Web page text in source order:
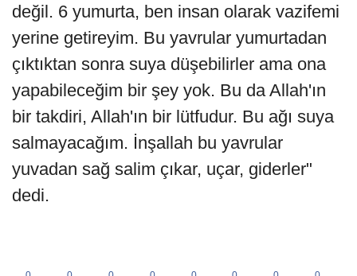
değil. 6 yumurta, ben insan olarak vazifemi
yerine getireyim. Bu yavrular yumurtadan
çıktıktan sonra suya düşebilirler ama ona
yapabileceğim bir şey yok. Bu da Allah'ın
bir takdiri, Allah'ın bir lütfudur. Bu ağı suya
salmayacağım. İnşallah bu yavrular
yuvadan sağ salim çıkar, uçar, giderler"
dedi.